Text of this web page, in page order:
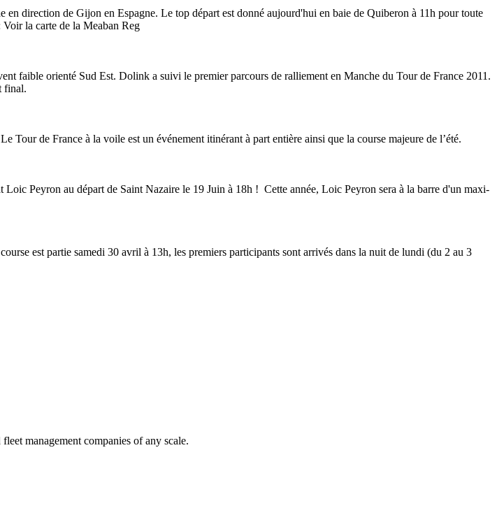
direction de Gijon en Espagne. Le top départ est donné aujourd'hui en baie de Quiberon à 11h pour toute
la carte de la Meaban Reg
faible orienté Sud Est. Dolink a suivi le premier parcours de ralliement en Manche du Tour de France 2011.
final.
de France à la voile est un événement itinérant à part entière ainsi que la course majeure de l’été.
Peyron au départ de Saint Nazaire le 19 Juin à 18h ! Cette année, Loic Peyron sera à la barre d'un maxi-
est partie samedi 30 avril à 13h, les premiers participants sont arrivés dans la nuit de lundi (du 2 au 3
management companies of any scale.